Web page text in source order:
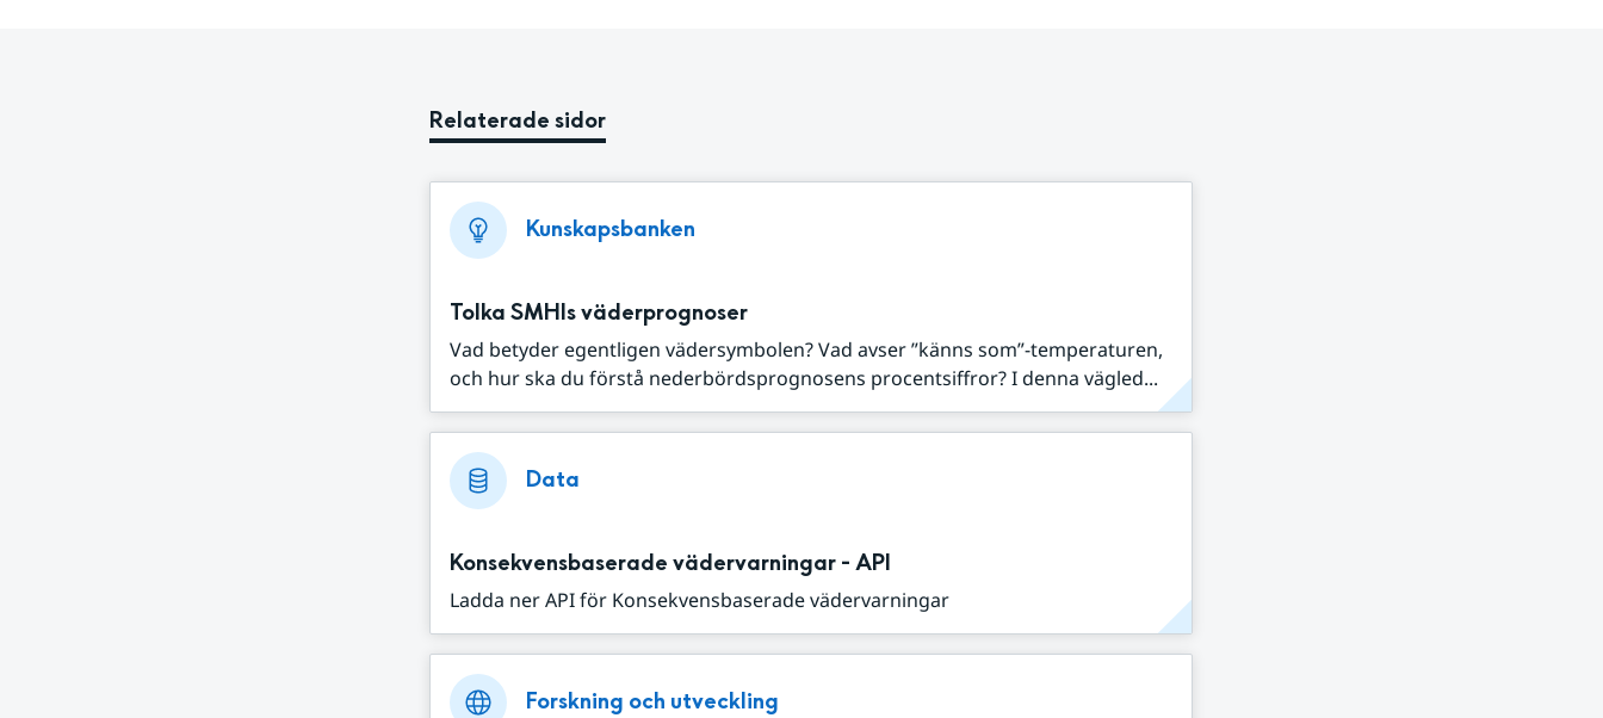
Relaterade sidor
Kunskapsbanken
Tolka SMHIs väderprognoser
Vad betyder egentligen vädersymbolen? Vad avser ”känns som”-temperaturen,
och hur ska du förstå nederbördsprognosens procentsiffror? I denna vägled...
Data
Konsekvensbaserade vädervarningar - API
Ladda ner API för Konsekvensbaserade vädervarningar
Forskning och utveckling